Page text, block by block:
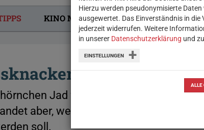
KINO MACHT SCHULE
Jad von einem Habicht
aber, weit weg von zuhause, in
soll.
Hierzu werden pseudonymisierte
ausgewertet. Das Einverständnis in die
jederzeit widerrufen. Weitere
in unserer Datenschutzerklärung und
EINSTELLUNGEN
ALLE